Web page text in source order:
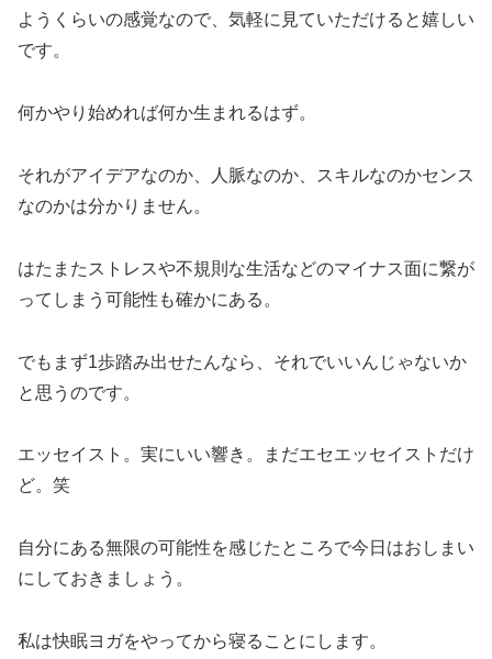
ようくらいの感覚なので、気軽に見ていただけると嬉しい
です。
何かやり始めれば何か生まれるはず。
それがアイデアなのか、人脈なのか、スキルなのかセンス
なのかは分かりません。
はたまたストレスや不規則な生活などのマイナス面に繋が
ってしまう可能性も確かにある。
でもまず1歩踏み出せたんなら、それでいいんじゃないか
と思うのです。
エッセイスト。実にいい響き。まだエセエッセイストだけ
ど。笑
自分にある無限の可能性を感じたところで今日はおしまい
にしておきましょう。
私は快眠ヨガをやってから寝ることにします。